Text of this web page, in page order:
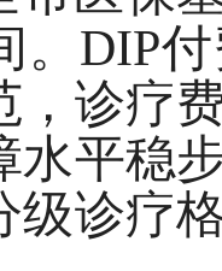
。DIP
，诊疗
水平稳
级诊疗